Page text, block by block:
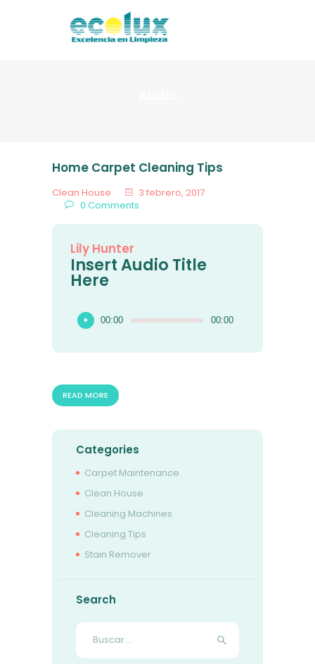
HOME
PRESUPUESTOS
Home Carpet Cleaning Tips
Clean House
3 febrero, 2017
0 Comments
Lily Hunter
Insert Audio Title
Here
Reproductor
de
00:00 00:00
READ MORE
Categories
Carpet Maintenance
Clean House
Cleaning Machines
Cleaning Tips
Stain Remover
Search
Buscar: